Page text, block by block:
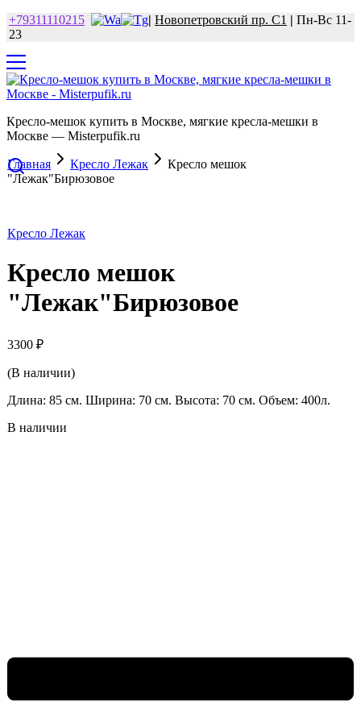
+79311110215 | Новопетровский пр. С1 | Пн-Вс 11-
23
Кресло-мешок купить в Москве, мягкие кресла-мешки в
Москве — Misterpufik.ru
Главная Кресло Лежак
Кресло мешок
"Лежак"Бирюзовое
Кресло Лежак
Кресло мешок
"Лежак"Бирюзовое
3300 ₽
(В наличии)
Длина: 85 см. Ширина: 70 см. Высота: 70 см. Объем: 400л.
В наличии